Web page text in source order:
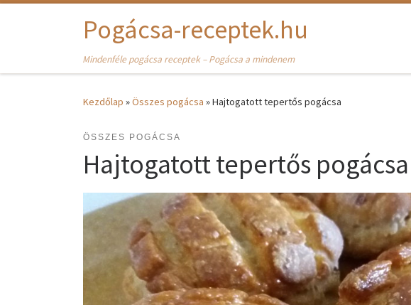
Skip to contentPogácsa-receptek.hu
Mindenféle pogácsa receptek – Pogácsa a mindenem
Kezdőlap »Összes pogácsa »Hajtogatott tepertős pogácsa
ÖSSZES POGÁCSA
Hajtogatott tepertős pogácsa